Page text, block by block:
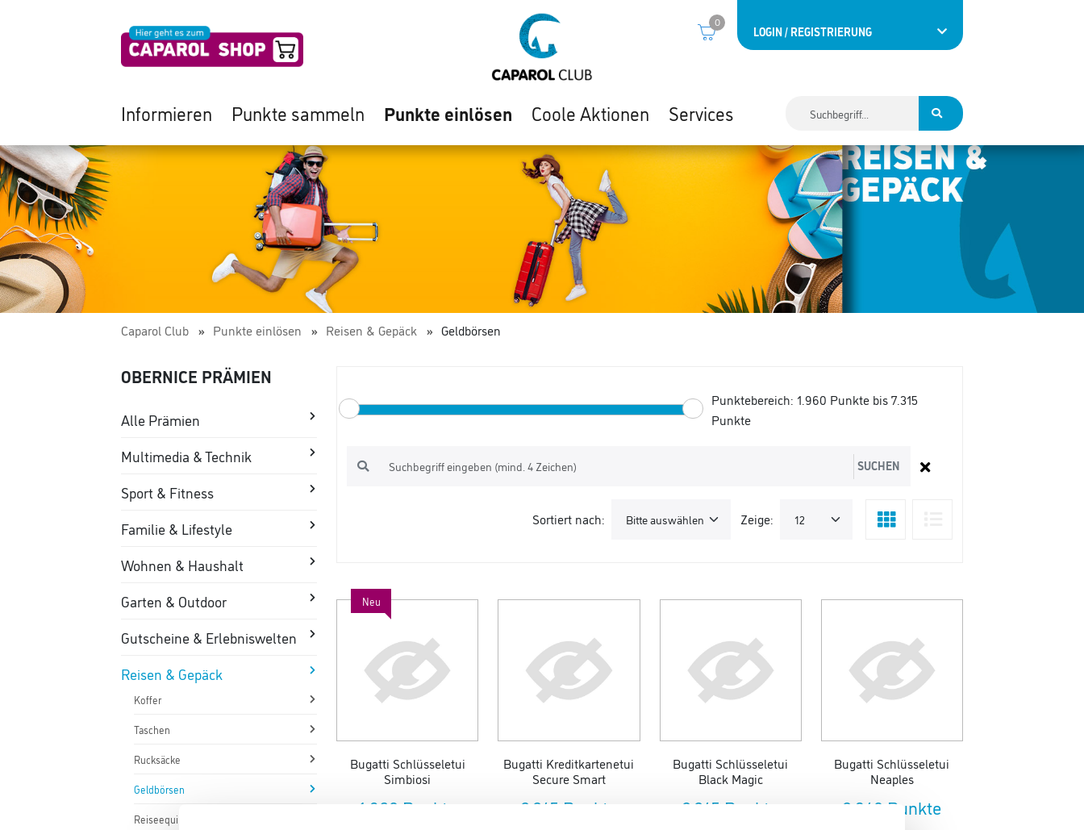
0
LOGIN / REGISTRIERUNG
Informieren Punkte sammeln Punkte einlösen Coole Aktionen Services
Caparol Club Punkte einlösen Reisen & Gepäck Geldbörsen
OBERNICE PRÄMIEN
Alle Prämien
Multimedia & Technik
Sport & Fitness
Familie & Lifestyle
Wohnen & Haushalt
Garten & Outdoor
Gutscheine & Erlebniswelten
Reisen & Gepäck
Koffer
Taschen
Rucksäcke
Geldbörsen
Reiseequipment
Punktebereich: 1.960 Punkte bis 7.315
Punkte
SUCHEN
Sortiert nach: Zeige:
Neu
Bugatti Schlüsseletui
Simbiosi
1.960 Punkte
Bugatti Kreditkartenetui
Secure Smart
2.245 Punkte
Bugatti Schlüsseletui
Black Magic
2.245 Punkte
Bugatti Schlüsseletui
Neaples
2.840 Punkte